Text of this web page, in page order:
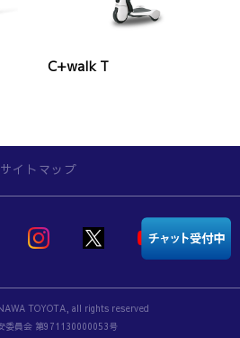
C+walk T
サイトマップ
TOYOTA, all rights reserved
委員会 第971130000053号